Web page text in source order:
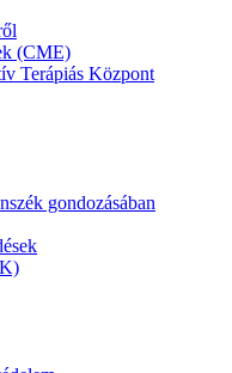
(CME)
Terápiás Központ
gondozásában